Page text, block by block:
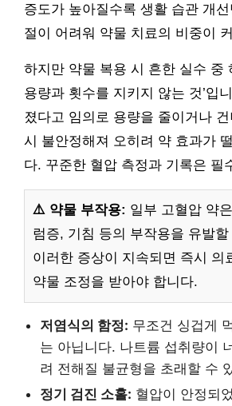
증도가 높아질수록 생활 습관 개
절이 어려워 약물 치료의 비중이
하지만 약물 복용 시 흔한 실수 중
용량과 횟수를 지키지 않는 것’입
졌다고 임의로 용량을 줄이거나
시 불안정해져 오히려 약 효과가
다. 꾸준한 혈압 측정과 기록은 필
⚠️ 약물 부작용: 일부 고혈압 약
럼증, 기침 등의 부작용을 유발
이러한 증상이 지속되면 즉시 의
약물 조정을 받아야 합니다.
저염식의 함정: 무조건 싱겁게
는 아닙니다. 나트륨 섭취량이
려 전해질 불균형을 초래할 수
정기 검진 소홀: 혈압이 안정되